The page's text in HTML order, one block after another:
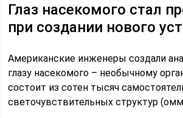
Глаз насекомого стал
при создании нового
Американские инженеры создали
глазу насекомого – необычному
состоит из сотен тысяч
светочувствительных структур